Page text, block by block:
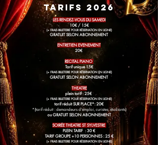
TARIFS 2026
LES RENDEZ-VOUS DU SAMEDI
10€ / 15€
(+ FRAIS BILLETERIE POURRÉSERVATION EN LIGNE)
GRATUIT SELON ABONNEMENT
ENTRETIEN EVENEMENT
20€
RECITAL PIANO
Tarif unique 15€
(+ FRAIS BILLETERIE POUR RÉSERVATION EN LIGNE)
GRATUIT SELON ABONNEMENT
THEATRE
plein tarif : 25€
(+ FRAIS BILLETERIE POUR RÉSERVATION EN LIGNE)
tarif réduit SUR PLACE*: 20€
*(tarif réduit : demandeurs d'emploi, curistes, étudiants)
ou GRATUIT SELON ABONNEMENT
SOIRÉE THEATRE ST SYLVESTRE
PLEIN TARIF : 30 €
TARIF GROUPE +10 PERSONNES : 25 €
(+ FRAIS BILLETERIE POUR RÉSERVATION EN LIGNE)